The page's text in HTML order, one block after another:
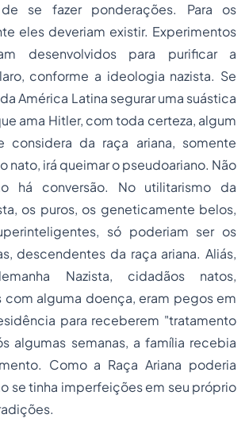
se fazer ponderações. Para os
eles deveriam existir. Experimentos
desenvolvidos para purificar a
conforme a ideologia nazista. Se
América Latina segurar uma suástica
ama Hitler, com toda certeza, algum
considera da raça ariana, somente
nato, irá queimar o pseudoariano. Não
há conversão. No utilitarismo da
os puros, os geneticamente belos,
só poderiam ser os
descendentes da raça ariana. Aliás,
Nazista, cidadãos natos,
alguma doença, eram pegos em
para receberem "tratamento
algumas semanas, a família recebia
Como a Raça Ariana poderia
se tinha imperfeições em seu próprio